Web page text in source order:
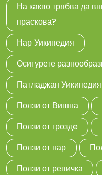
На какво трябва да
праскова?
Нар Уикипедия
Осигурете
Патладжан Уикипедия
Ползи от Вишна
Ползи от гроздe
Ползи от нар
Ползи от репичка